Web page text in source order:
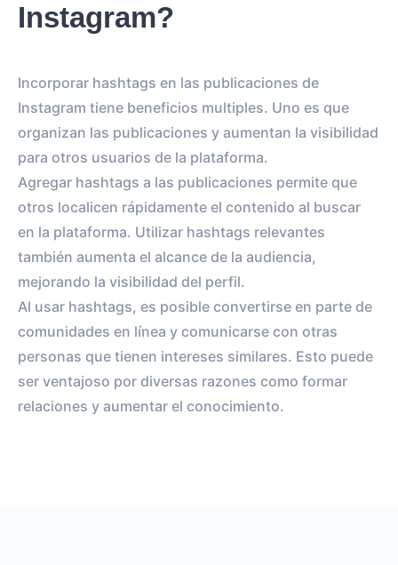
Instagram?
Incorporar hashtags en las publicaciones de
Instagram tiene beneficios multiples. Uno es que
organizan las publicaciones y aumentan la visibilidad
para otros usuarios de la plataforma.
Agregar hashtags a las publicaciones permite que
otros localicen rápidamente el contenido al buscar
en la plataforma. Utilizar hashtags relevantes
también aumenta el alcance de la audiencia,
mejorando la visibilidad del perfil.
Al usar hashtags, es posible convertirse en parte de
comunidades en línea y comunicarse con otras
personas que tienen intereses similares. Esto puede
ser ventajoso por diversas razones como formar
relaciones y aumentar el conocimiento.